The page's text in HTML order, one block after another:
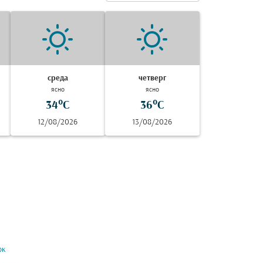
среда
ясно
34°C
12/08/2026
четверг
ясно
36°C
13/08/2026